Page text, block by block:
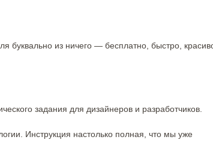
буквально из ничего — бесплатно, быстро,
задания для дизайнеров и разработчиков.
Инструкция настолько полная, что мы уже